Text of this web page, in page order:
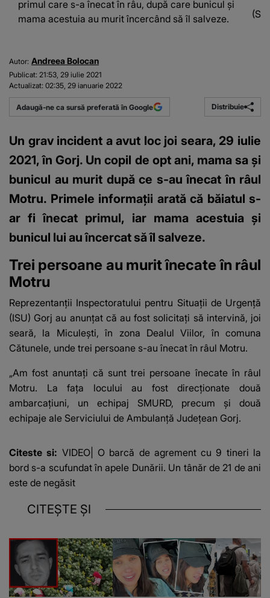
primul care s-a înecat în râu, după care bunicul şi
mama acestuia au murit încercând să îl salveze.
Autor: Andreea Bolocan
Publicat: 21:53, 29 iulie 2021
Actualizat: 02:35, 29 ianuarie 2022
Adaugă-ne ca sursă preferată în Google Distribuie
Un grav incident a avut loc joi seara, 29 iulie
2021, în Gorj. Un copil de opt ani, mama sa şi
bunicul au murit după ce s-au înecat în râul
Motru. Primele informaţii arată că băiatul s-
ar fi înecat primul, iar mama acestuia şi
bunicul lui au încercat să îl salveze.
Trei persoane au murit înecate în râul
Motru
Reprezentanţii Inspectoratului pentru Situaţii de Urgenţă
(ISU) Gorj au anunţat că au fost solicitaţi să intervină, joi
seară, la Miculeşti, în zona Dealul Viilor, în comuna
Cătunele, unde trei persoane s-au înecat în râul Motru.
„Am fost anuntați că sunt trei persoane înecate în râul
Motru. La fața locului au fost direcționate două
ambarcațiuni, un echipaj SMURD, precum și două
echipaje ale Serviciului de Ambulanță Județean Gorj.
Citeste si: VIDEO| O barcă de agrement cu 9 tineri la
bord s-a scufundat în apele Dunării. Un tânăr de 21 de ani
este de negăsit
CITEȘTE ȘI